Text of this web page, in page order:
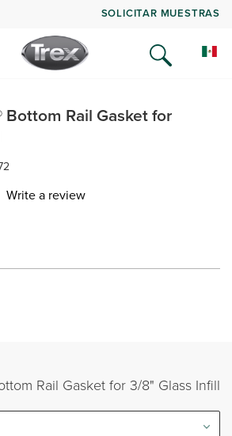
SOLICITAR MUESTRAS
Bottom Rail Gasket for
Write a review
Rail Gasket for 3/8" Glass Infill